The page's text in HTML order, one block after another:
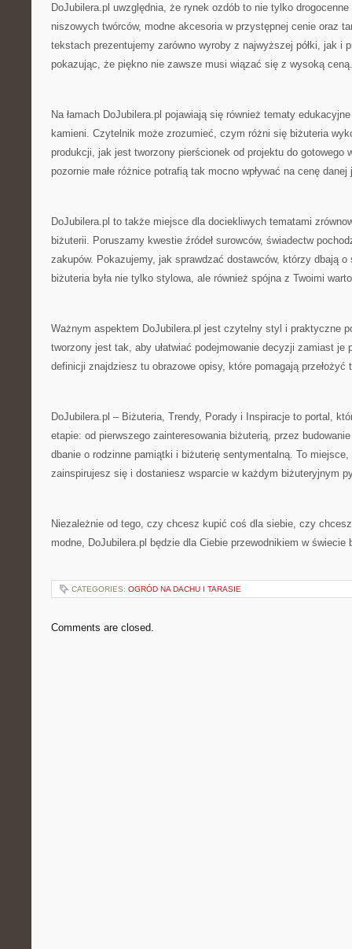
DoJubilera.pl uwzględnia, że rynek ozdób to nie tylko
niszowych twórców, modne akcesoria w przystępnej cenie oraz
tekstach prezentujemy zarówno wyroby z najwyższej półki, jak i
pokazując, że piękno nie zawsze musi wiązać się z wysoką ceną.
Na łamach DoJubilera.pl pojawiają się również tematy
kamieni. Czytelnik może zrozumieć, czym różni się biżuteria
produkcji, jak jest tworzony pierścionek od projektu do gotowego
pozornie małe różnice potrafią tak mocno wpływać na cenę
DoJubilera.pl to także miejsce dla dociekliwych tematami
biżuterii. Poruszamy kwestie źródeł surowców, świadectw
zakupów. Pokazujemy, jak sprawdzać dostawców, którzy dbają o
biżuteria była nie tylko stylowa, ale również spójna z Twoimi
Ważnym aspektem DoJubilera.pl jest czytelny styl i praktyczne
tworzony jest tak, aby ułatwiać podejmowanie decyzji zamiast je
definicji znajdziesz tu obrazowe opisy, które pomagają przełożyć
DoJubilera.pl – Biżuteria, Trendy, Porady i Inspiracje to portal,
etapie: od pierwszego zainteresowania biżuterią, przez
dbanie o rodzinne pamiątki i biżuterię sentymentalną. To
zainspirujesz się i dostaniesz wsparcie w każdym biżuteryjnym
Niezależnie od tego, czy chcesz kupić coś dla siebie, czy
modne, DoJubilera.pl będzie dla Ciebie przewodnikiem w świecie
CATEGORIES: OGRÓD NA DACHU I TARASIE
Comments are closed.